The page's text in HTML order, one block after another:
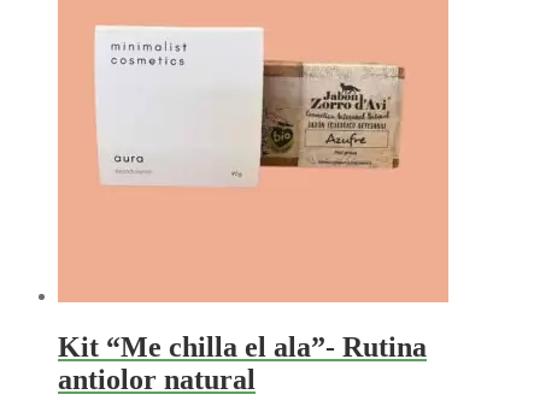
Kit “Me chilla el ala”- Rutina
antiolor natural